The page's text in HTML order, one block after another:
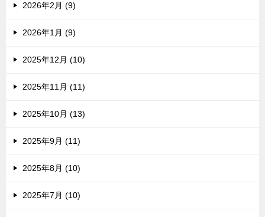
2026年2月 (9)
2026年1月 (9)
2025年12月 (10)
2025年11月 (11)
2025年10月 (13)
2025年9月 (11)
2025年8月 (10)
2025年7月 (10)